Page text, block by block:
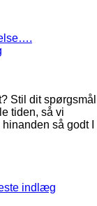
Stil dit spørgsmål
tiden, så vi
så godt I
indlæg